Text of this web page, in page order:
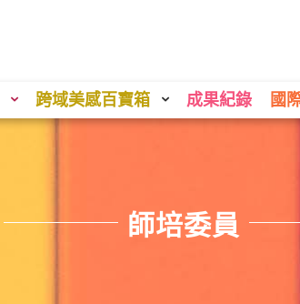
跨域美感百寶箱 成果紀錄 國
師培委員